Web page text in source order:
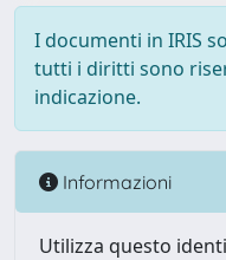
I documenti in IRIS
tutti i diritti sono
indicazione.
Informazioni
Utilizza questo